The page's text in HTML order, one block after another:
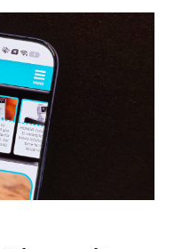
con